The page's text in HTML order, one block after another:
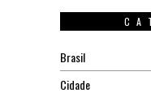
Brasil
Cidade